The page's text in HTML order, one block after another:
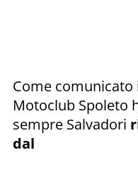
Come comunicato
Motoclub Spoleto
sempre Salvadori
dal